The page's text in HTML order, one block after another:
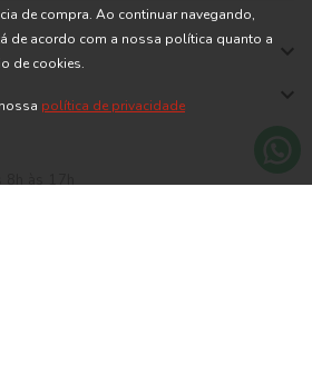
às 17h
de compra. Ao continuar navegando,
de acordo com a nossa política quanto a
de cookies.
política de privacidade